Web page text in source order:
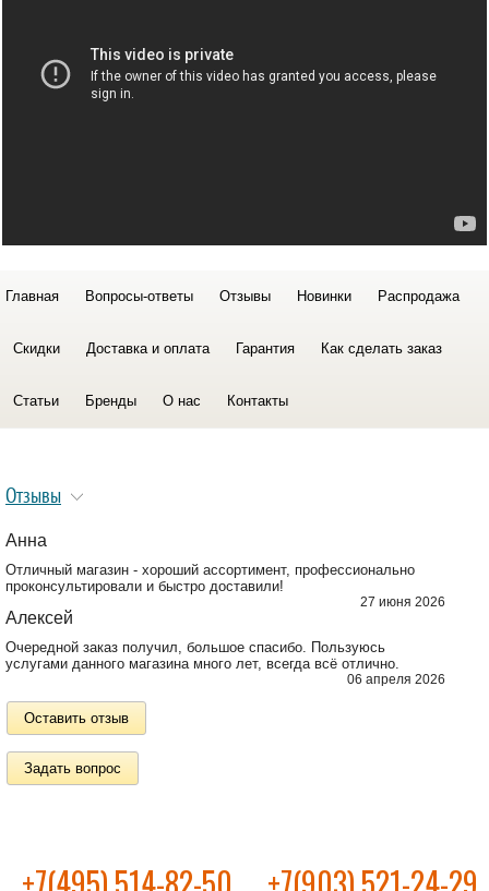
Главная Вопросы-ответы Отзывы Новинки Распродажа
Скидки Доставка и оплата Гарантия Как сделать заказ
Статьи Бренды О нас Контакты
Отзывы
Анна
Отличный магазин - хороший ассортимент, профессионально
проконсультировали и быстро доставили!
27 июня 2026
Алексей
Очередной заказ получил, большое спасибо. Пользуюсь
услугами данного магазина много лет, всегда всё отлично.
06 апреля 2026
Оставить отзыв
Задать вопрос